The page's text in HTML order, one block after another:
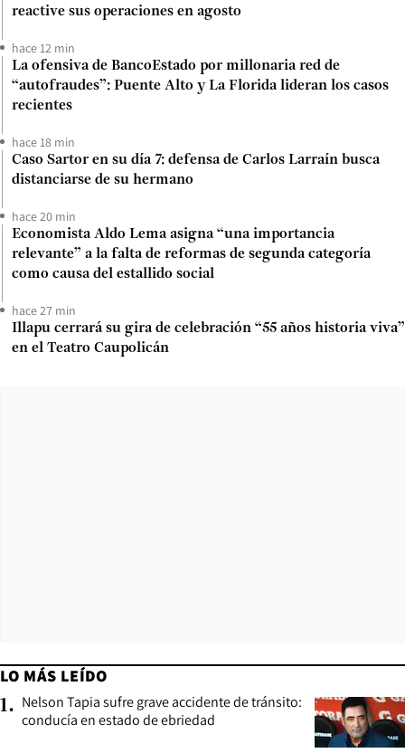
reactive sus operaciones en agosto
hace 12 min
La ofensiva de BancoEstado por millonaria red de
“autofraudes”: Puente Alto y La Florida lideran los casos
recientes
hace 18 min
Caso Sartor en su día 7: defensa de Carlos Larraín busca
distanciarse de su hermano
hace 20 min
Economista Aldo Lema asigna “una importancia
relevante” a la falta de reformas de segunda categoría
como causa del estallido social
hace 27 min
Illapu cerrará su gira de celebración “55 años historia viva”
en el Teatro Caupolicán
LO MÁS LEÍDO
1. Nelson Tapia sufre grave accidente de tránsito:
conducía en estado de ebriedad